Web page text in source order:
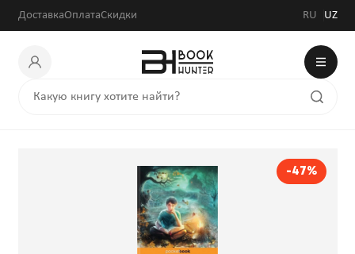
ДоставкаОплатаСкидки RU UZ
-47%